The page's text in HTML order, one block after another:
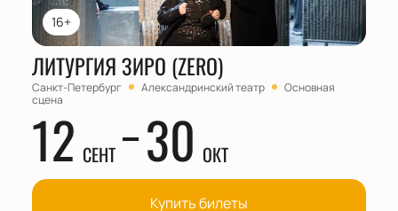
16+
ЛИТУРГИЯ ЗИРО (ZERO)
Санкт-Петербург Александринский театр
Основная
сцена
12 СЕНТ 30 ОКТ
Купить билеты